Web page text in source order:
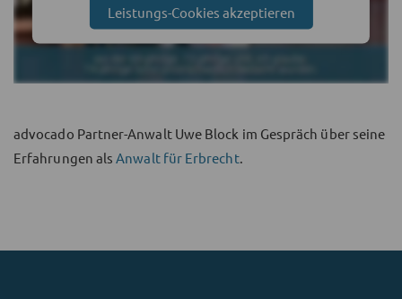
Leistungs-Cookies akzeptieren
advocado Partner-Anwalt Uwe Block im Gespräch über seine
Erfahrungen alsAnwalt für Erbrecht.